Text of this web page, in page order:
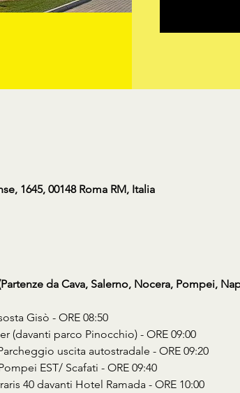
1645, 00148 Roma RM, Italia
da Cava, Salerno, Nocera, Pompei,
Gisò - ORE 08:50
(davanti parco Pinocchio) - ORE 09:00
uscita autostradale - ORE 09:20
EST/ Scafati - ORE 09:40
40 davanti Hotel Ramada - ORE 10:00